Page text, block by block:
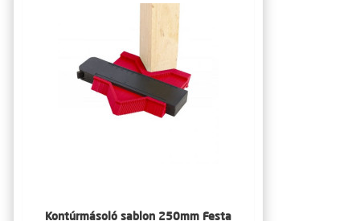
Kontúrmásoló sablon 250mm Festa